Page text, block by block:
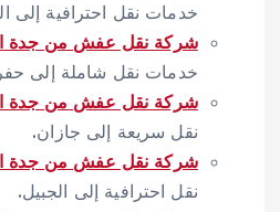
خدمات نقل احترافية إلى
شركة نقل عفش من جدة
خدمات نقل شاملة إلى
شركة نقل عفش من جدة
نقل سريعة إلى جازان.
شركة نقل عفش من جدة
نقل احترافية إلى الجبيل.